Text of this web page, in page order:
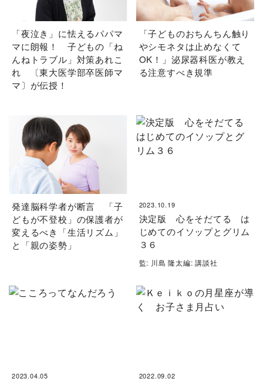
「夜泣き」に怯えるパパマ
マに朗報！ 子どもの「ね
んねトラブル」対策あれこ
れ 〔東大医学部卒医師マ
マ〕が伝授！
「子どものおちんちん触り
やシモネタは止めなくて
OK！」泌尿器科医が教え
る注意すべき規準
発達脳科学者が断言 「子
どもが不登校」の保護者が
変えるべき「生活リズム」
と「親の姿勢」
2023.10.19
決定版 心をそだてる は
じめてのイソップとグリム
３６
監: 川島 隆太編: 講談社
2023.04.05 2022.09.02